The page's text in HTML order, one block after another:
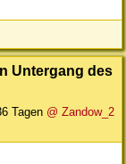
Untergang des
Tagen @ Zandow_2